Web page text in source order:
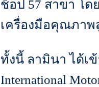
ช็อป 57 สาขา โ
เครื่องมือคุณภาพ
ทั้งนี้ ลามินา ได้เ
International